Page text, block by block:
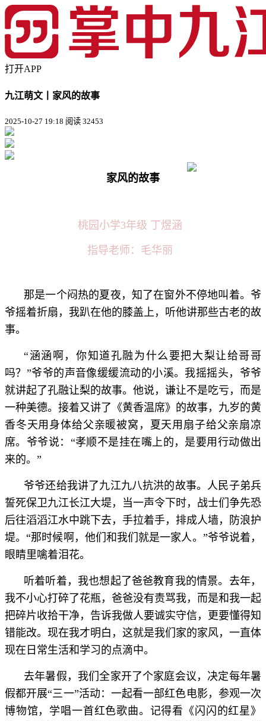
打开APP
九江萌文丨家风的故事
2025-10-27 19:18 阅读 32453
家风的故事
桃园小学3年级 丁煜涵
指导老师：毛华丽
那是一个闷热的夏夜，知了在窗外不停地叫着。爷
爷摇着折扇，我趴在他的膝盖上，听他讲那些古老的故
事。
“涵涵啊，你知道孔融为什么要把大梨让给哥哥
吗？”爷爷的声音像缓缓流动的小溪。我摇摇头，爷爷
就讲起了孔融让梨的故事。他说，谦让不是吃亏，而是
一种美德。接着又讲了《黄香温席》的故事，九岁的黄
香冬天用身体给父亲暖被窝，夏天用扇子给父亲扇凉
席。爷爷说：“孝顺不是挂在嘴上的，是要用行动做出
来的。”
爷爷还给我讲了九江九八抗洪的故事。人民子弟兵
誓死保卫九江长江大堤，当一声令下时，战士们争先恐
后往滔滔江水中跳下去，手拉着手，排成人墙，防浪护
堤。“那时候啊，他们和我们就是一家人。”爷爷说着，
眼睛里噙着泪花。
听着听着，我也想起了爸爸教育我的情景。去年，
我不小心打碎了花瓶，爸爸没有责骂我，而是和我一起
把碎片收拾干净，告诉我做人要诚实守信，更要懂得知
错能改。现在我才明白，这就是我们家的家风，一直体
现在日常生活和学习的点滴中。
去年暑假，我们全家开了个家庭会议，决定每年暑
假都开展“三一”活动：一起看一部红色电影，参观一次
博物馆，学唱一首红色歌曲。记得看《闪闪的红星》